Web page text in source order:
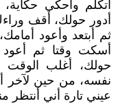
أتكلم وأحكي
أدور حولك، أقف
ثم أبتعد وأعود
أسكت وقتا ثم أعود
حولك، أغلب الوقت
نفسه، من حين لآخر
عيني تارة أني أنتظر